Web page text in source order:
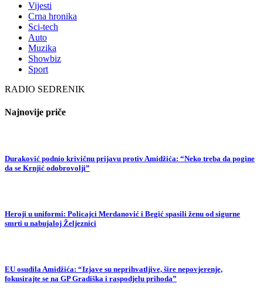
Vijesti
Crna hronika
Sci-tech
Auto
Muzika
Showbiz
Sport
RADIO SEDRENIK
Najnovije priče
Duraković podnio krivičnu prijavu protiv Amidžića: “Neko treba da pogine
da se Krnjić odobrovolji”
Heroji u uniformi: Policajci Merdanović i Begić spasili ženu od sigurne
smrti u nabujaloj Željeznici
EU osudila Amidžića: “Izjave su neprihvatljive, šire nepovjerenje,
fokusirajte se na GP Gradiška i raspodjelu prihoda”